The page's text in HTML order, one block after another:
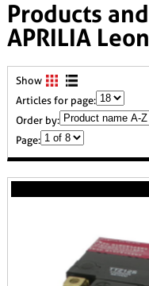
Products
APRILIA
Show
Articles for page:
Order by:
Page: